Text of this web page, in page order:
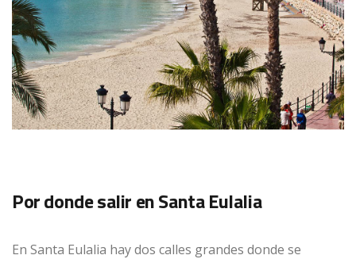
Por donde salir en Santa Eulalia
En Santa Eulalia hay dos calles grandes donde se